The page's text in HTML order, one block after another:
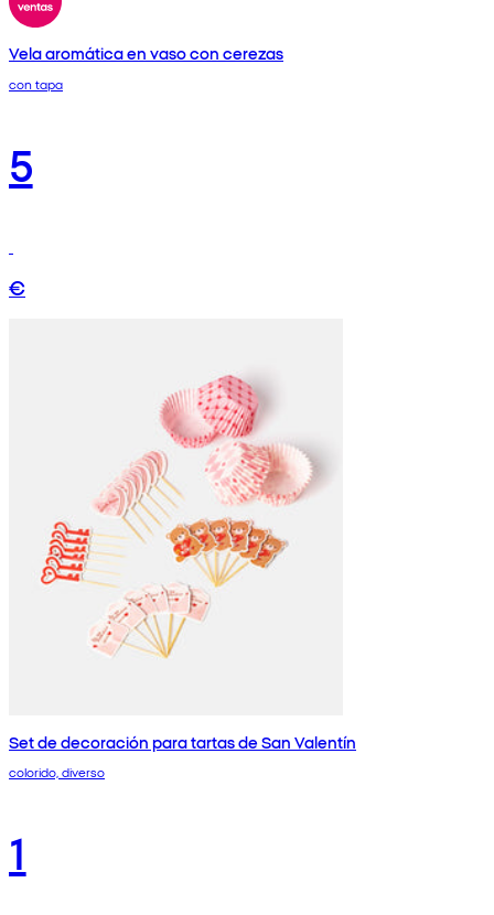
Vela aromática en vaso con cerezas
con tapa
5
€
Set de decoración para tartas de San Valentín
colorido, diverso
1